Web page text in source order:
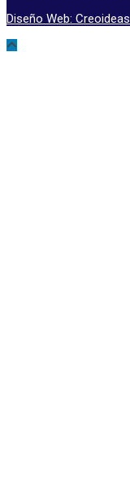
Diseño Web: Creoideas